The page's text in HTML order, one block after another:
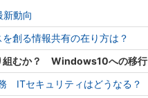
動向
創る情報共有の在り方は？
組むか？ Windows10への移行
ITセキュリティはどうなる？